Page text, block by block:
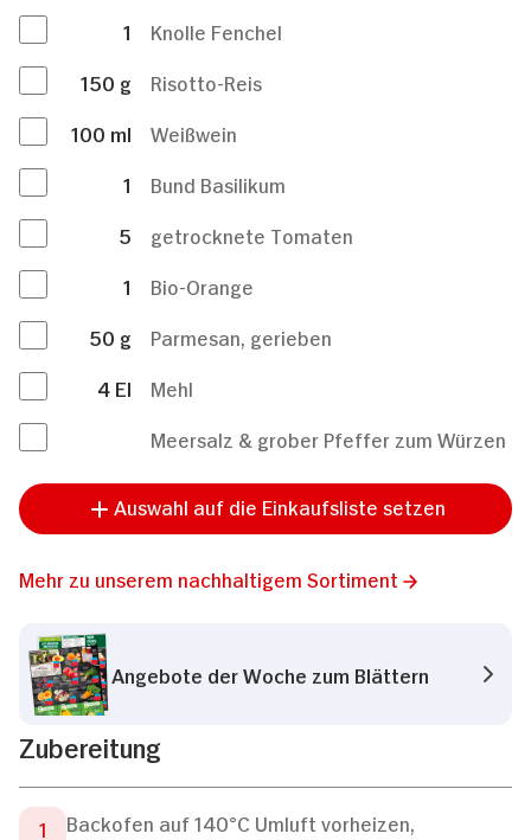
1
Knolle Fenchel
150 g
Risotto-Reis
100 ml
Weißwein
1
Bund Basilikum
5
getrocknete Tomaten
1
Bio-Orange
50 g
Parmesan, gerieben
4 El
Mehl
Meersalz & grober Pfeffer zum Würzen
Auswahl auf die Einkaufsliste setzen
Mehr zu unserem nachhaltigem Sortiment
Angebote der Woche zum Blättern
Zubereitung
Backofen auf 140°C Umluft vorheizen,